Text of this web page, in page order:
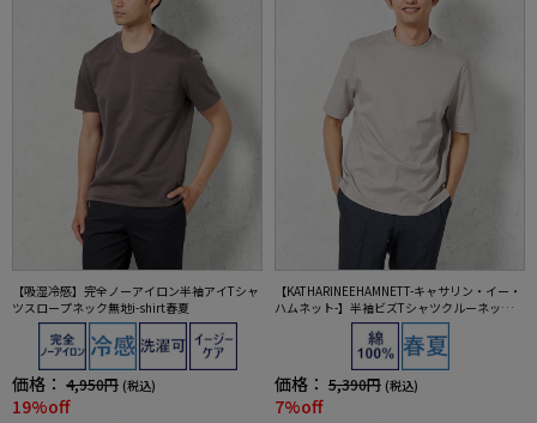
【吸湿冷感】完全ノーアイロン半袖アイTシャ
ツスロープネック無地i-shirt春夏
価格： 4,950円 (税込)
19%off
【KATHARINEEHAMNETT-キャサリン・イー・
ハムネット-】半袖ビズTシャツクルーネック無
価格： 5,390円 (税込)
7%off